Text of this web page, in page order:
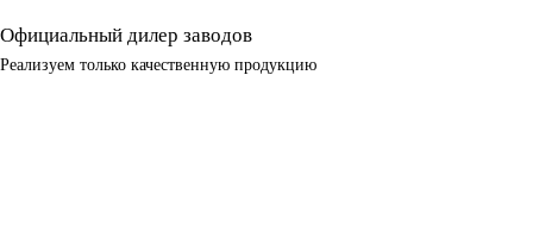
Официальный дилер заводов
Реализуем только качественную продукцию